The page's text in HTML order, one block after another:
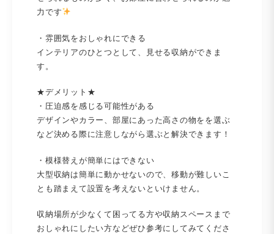
力です
・雰囲気をおしゃれにできる
インテリアのひとつとして、見せる収納ができま
す。
★デメリット★
・圧迫感を感じる可能性がある
デザインやカラー、部屋にあった高さの物をを選ぶ
など決める際に注意しながら選ぶと解決できます！
・模様替えが簡単にはできない
大型収納は簡単に動かせないので、移動が難しいこ
とも踏まえて設置を考えないといけません。
収納場所が少なくて困ってる方や収納スペースまで
おしゃれにしたい方などぜひ参考にしてみてくださ